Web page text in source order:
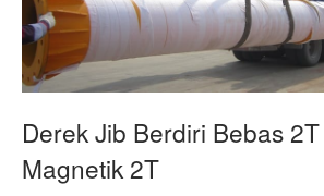
Bangau Jib
kerekan listrik
Suku Cadang Derek
Derek Jib Berdiri Bebas
Magnetik 2T